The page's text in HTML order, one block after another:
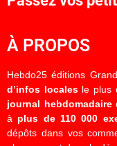
À PROPOS
Hebdo25 éditions
d’infos localesle plus
journal hebdomadaire
à plus de 110 000
dépôts dans vos